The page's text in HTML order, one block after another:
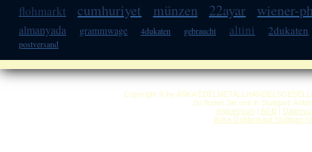
flohmarkt cumhuriyet münzen 22ayar wiener-
almanyada grammwage 4dukaten gebraucht altini 2dukaten
postversand
Copyright © by ANKA
So finden Sie uns in Stuttgart:
Impressum| AGB|
Anka Goldankauf Stuttgart